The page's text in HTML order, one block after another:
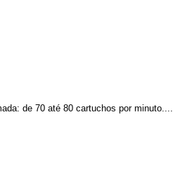
de 70 até 80 cartuchos por minuto....